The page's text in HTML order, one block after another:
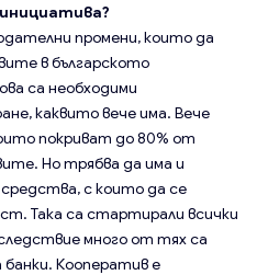
промени, които да
в българското
са необходими
каквито вече има. Вече
покриват до 80% от
Но трябва да има и
с които да се
Така са стартирали всички
много от тях са
Кооператив е